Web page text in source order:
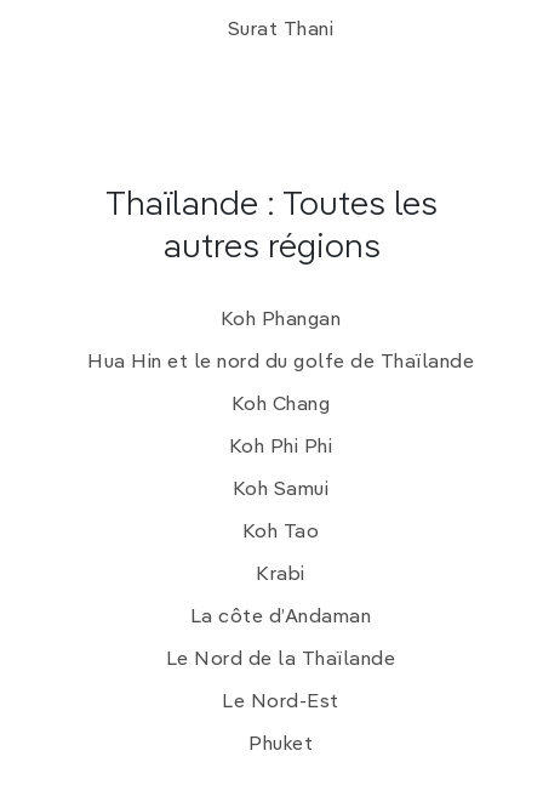
Surat Thani
Thaïlande : Toutes les
autres régions
Koh Phangan
Hua Hin et le nord du golfe de Thaïlande
Koh Chang
Koh Phi Phi
Koh Samui
Koh Tao
Krabi
La côte d’Andaman
Le Nord de la Thaïlande
Le Nord-Est
Phuket